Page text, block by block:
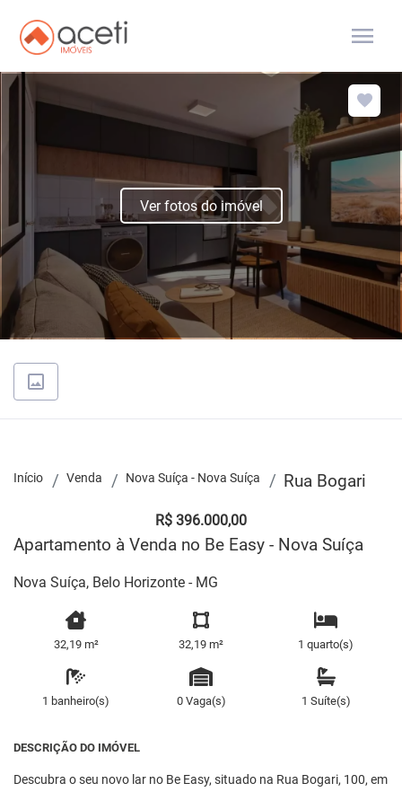
menu
Ver fotos do imóvel
Início Venda Nova Suíça - Nova Suíça Rua Bogari
R$ 396.000,00
Apartamento à Venda no Be Easy - Nova Suíça
Nova Suíça, Belo Horizonte - MG
32,19 m² 32,19 m² 1 quarto(s)
1 banheiro(s) 0 Vaga(s) 1 Suíte(s)
DESCRIÇÃO DO IMÓVEL
Descubra o seu novo lar no Be Easy, situado na Rua Bogari, 100, em